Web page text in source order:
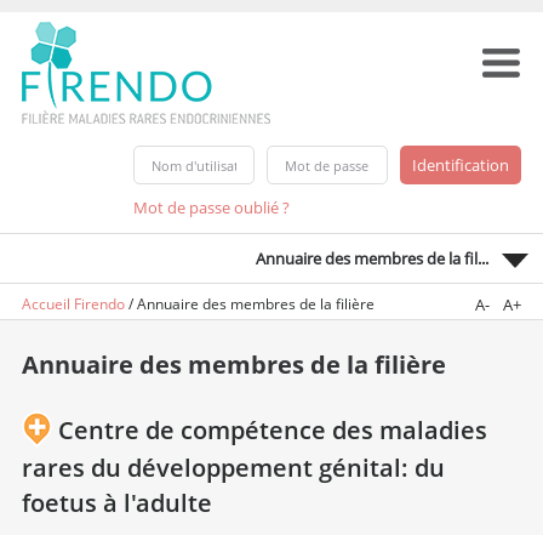
Mot de passe oublié ?
Annuaire des membres de la fil...
Accueil Firendo/Annuaire des membres de la filière A- A+
Annuaire des membres de la filière
Centre de compétence des maladies
rares du développement génital: du
foetus à l'adulte